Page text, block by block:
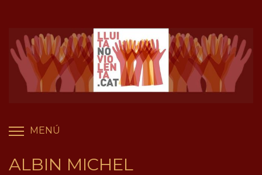
contingut
MENÚ
ALBIN MICHEL